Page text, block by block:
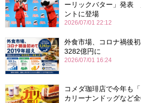
ーリックバター」発表
ントに登場
2026/07/01 22:12
外食市場、コロナ禍後
3282億円に
2026/07/01 16:24
コメダ珈琲店で今年も
カリーナンドッグなど